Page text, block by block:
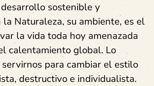
sostenible y
Naturaleza, su ambiente, es el
la vida toda hoy amenazada
calentamiento global. Lo
para cambiar el estilo
destructivo e individualista.